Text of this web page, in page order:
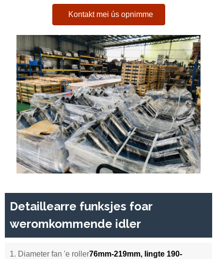
Kontakt mei ús opnimme
Detaillearre funksjes foar
weromkommende idler
1. Diameter fan 'e roller76mm-219mm, lingte 190-